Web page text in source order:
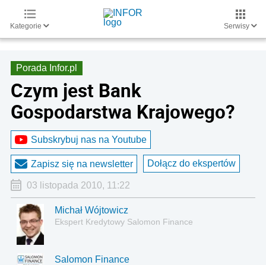
Kategorie Serwisy
Porada Infor.pl
Czym jest Bank
Gospodarstwa Krajowego?
Subskrybuj nas na Youtube
Zapisz się na newsletter Dołącz do ekspertów
03 listopada 2010, 11:22
Michał Wójtowicz
Ekspert Kredytowy Salomon Finance
Salomon Finance